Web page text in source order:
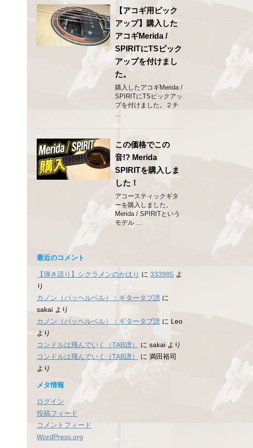
【アコギ用ピック
アップ】購入した
アコギMerida /
SPIRITにTSピック
アップを付けまし
た。
購入したアコギMerida /
SPIRITにTSピックアッ
プを付けました。２チ
...
この価格でこの
音!? Merida
SPIRITを購入しま
した！
アコースティックギタ
ーを購入しました。
Merida / SPIRITという
モデル ...
最近のコメント
【弾き語り】シクラメンのかほり に 333985 よ
り
カノン（パッヘルベル）：ギタータブ譜 に
sakai より
カノン（パッヘルベル）：ギタータブ譜 に Leo
より
コンドルは飛んでいく（TAB譜）
に sakai より
コンドルは飛んでいく（TAB譜）
に 満田裕司
より
メタ情報
ログイン
投稿フィード
コメントフィード
WordPress.org